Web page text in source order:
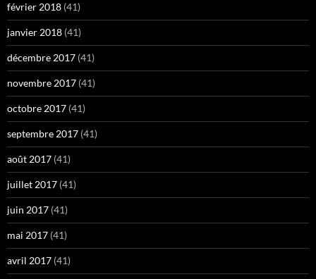
février 2018 (41)
janvier 2018 (41)
décembre 2017 (41)
novembre 2017 (41)
octobre 2017 (41)
septembre 2017 (41)
août 2017 (41)
juillet 2017 (41)
juin 2017 (41)
mai 2017 (41)
avril 2017 (41)